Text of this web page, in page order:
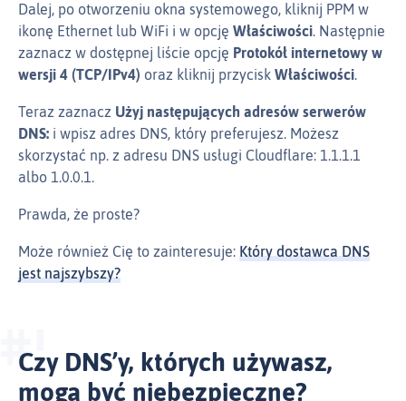
Dalej, po otworzeniu okna systemowego, kliknij PPM w
ikonę Ethernet lub WiFi i w opcję Właściwości. Następnie
zaznacz w dostępnej liście opcję Protokół internetowy w
wersji 4 (TCP/IPv4) oraz kliknij przycisk Właściwości.
Teraz zaznacz Użyj następujących adresów serwerów
DNS: i wpisz adres DNS, który preferujesz. Możesz
skorzystać np. z adresu DNS usługi Cloudflare: 1.1.1.1
albo 1.0.0.1.
Prawda, że proste?
Może również Cię to zainteresuje: Który dostawca DNS
jest najszybszy?
Czy DNS’y, których używasz,
mogą być niebezpieczne?